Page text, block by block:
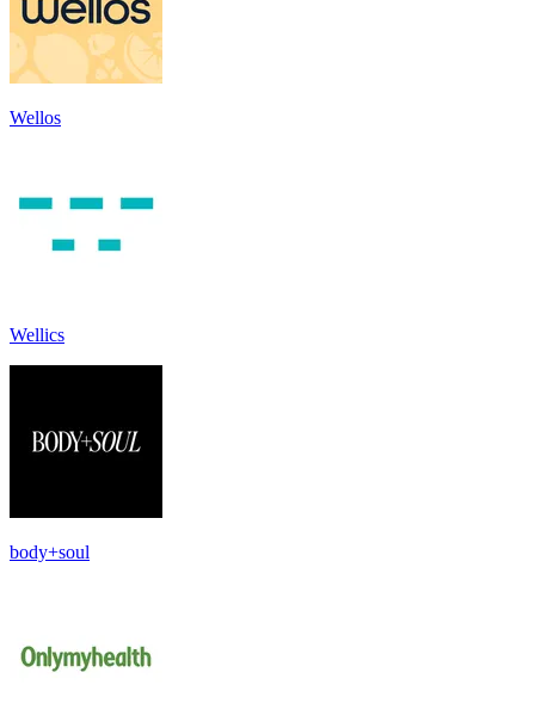
Wellos
Wellics
body+soul